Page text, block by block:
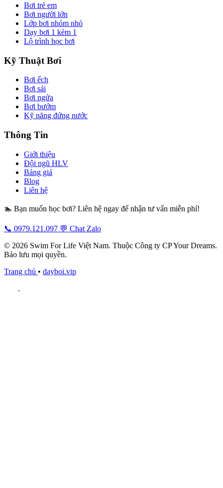
Bơi trẻ em
Bơi người lớn
Lớp bơi nhóm nhỏ
Dạy bơi 1 kèm 1
Lộ trình học bơi
Kỹ Thuật Bơi
Bơi ếch
Bơi sải
Bơi ngửa
Bơi bướm
Kỹ năng đứng nước
Thông Tin
Giới thiệu
Đội ngũ HLV
Bảng giá
Blog
Liên hệ
🏊 Bạn muốn học bơi? Liên hệ ngay để nhận tư vấn miễn phí!
📞 0979.121.097 💬 Chat Zalo
© 2026 Swim For Life Việt Nam. Thuộc Công ty CP Your Dreams.
Bảo lưu mọi quyền.
Trang chủ • dayboi.vip